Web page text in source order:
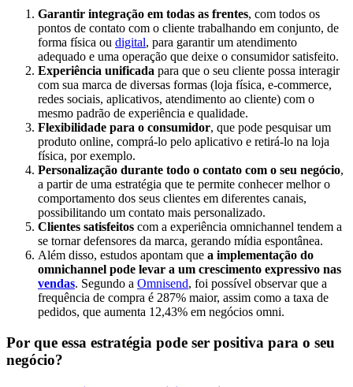
Garantir integração em todas as frentes, com todos os
pontos de contato com o cliente trabalhando em conjunto, de
forma física ou digital, para garantir um atendimento
adequado e uma operação que deixe o consumidor satisfeito.
Experiência unificada para que o seu cliente possa interagir
com sua marca de diversas formas (loja física, e-commerce,
redes sociais, aplicativos, atendimento ao cliente) com o
mesmo padrão de experiência e qualidade.
Flexibilidade para o consumidor, que pode pesquisar um
produto online, comprá-lo pelo aplicativo e retirá-lo na loja
física, por exemplo.
Personalização durante todo o contato com o seu negócio,
a partir de uma estratégia que te permite conhecer melhor o
comportamento dos seus clientes em diferentes canais,
possibilitando um contato mais personalizado.
Clientes satisfeitos com a experiência omnichannel tendem a
se tornar defensores da marca, gerando mídia espontânea.
Além disso, estudos apontam que a implementação do
omnichannel pode levar a um crescimento expressivo nas
vendas. Segundo a Omnisend, foi possível observar que a
frequência de compra é 287% maior, assim como a taxa de
pedidos, que aumenta 12,43% em negócios omni.
Por que essa estratégia pode ser positiva para o seu
negócio?